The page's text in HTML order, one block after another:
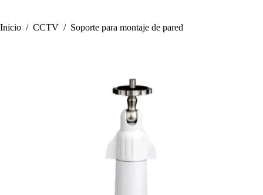
Inicio / CCTV / Soporte para montaje de pared